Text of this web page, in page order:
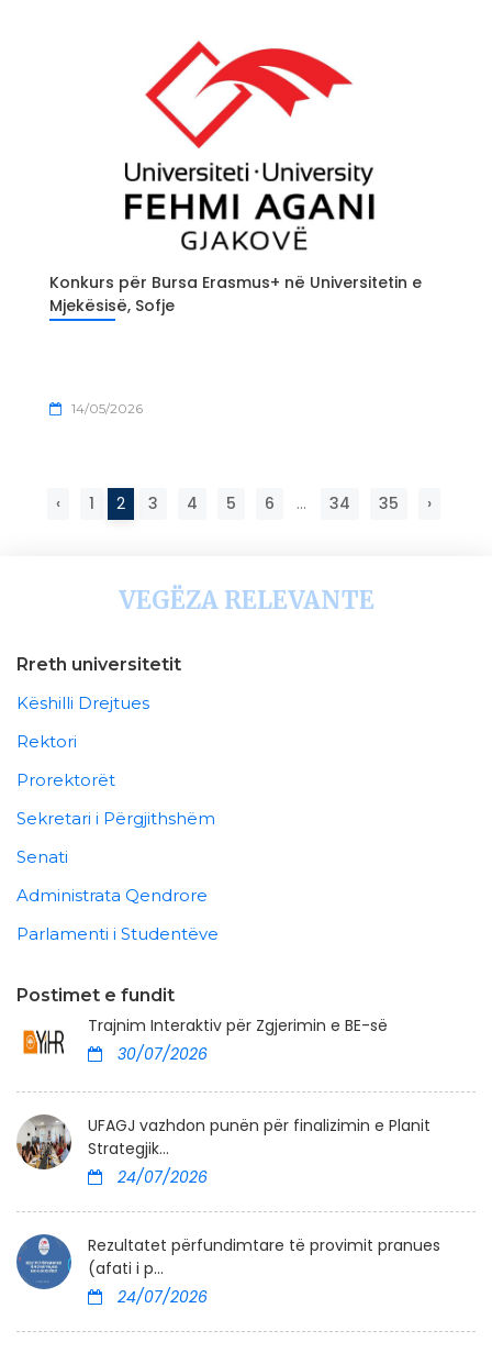
Konkurs për Bursa Erasmus+ në Universitetin e
Mjekësisë, Sofje
14/05/2026
‹ 1 2 3 4 5 6 ... 34 35 ›
VEGËZA RELEVANTE
Rreth universitetit
Këshilli Drejtues
Rektori
Prorektorët
Sekretari i Përgjithshëm
Senati
Administrata Qendrore
Parlamenti i Studentëve
Postimet e fundit
Trajnim Interaktiv për Zgjerimin e BE-së
30/07/2026
UFAGJ vazhdon punën për finalizimin e Planit
Strategjik...
24/07/2026
Rezultatet përfundimtare të provimit pranues
(afati i p...
24/07/2026